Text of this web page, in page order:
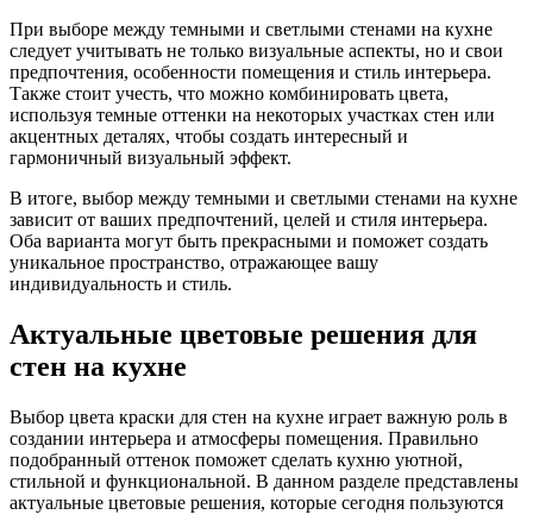
При выборе между темными и светлыми стенами на кухне
следует учитывать не только визуальные аспекты, но и свои
предпочтения, особенности помещения и стиль интерьера.
Также стоит учесть, что можно комбинировать цвета,
используя темные оттенки на некоторых участках стен или
акцентных деталях, чтобы создать интересный и
гармоничный визуальный эффект.
В итоге, выбор между темными и светлыми стенами на кухне
зависит от ваших предпочтений, целей и стиля интерьера.
Оба варианта могут быть прекрасными и поможет создать
уникальное пространство, отражающее вашу
индивидуальность и стиль.
Актуальные цветовые решения для
стен на кухне
Выбор цвета краски для стен на кухне играет важную роль в
создании интерьера и атмосферы помещения. Правильно
подобранный оттенок поможет сделать кухню уютной,
стильной и функциональной. В данном разделе представлены
актуальные цветовые решения, которые сегодня пользуются